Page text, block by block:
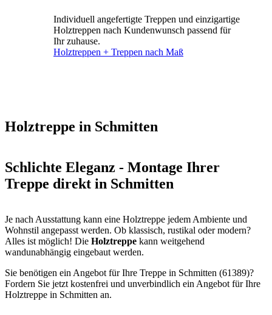
Individuell angefertigte Treppen und einzigartige
Holztreppen nach Kundenwunsch passend für
Ihr zuhause.
Holztreppen + Treppen nach Maß
Holztreppe in Schmitten
Schlichte Eleganz - Montage Ihrer
Treppe direkt in Schmitten
Je nach Ausstattung kann eine Holztreppe jedem Ambiente und
Wohnstil angepasst werden. Ob klassisch, rustikal oder modern?
Alles ist möglich! Die Holztreppe kann weitgehend
wandunabhängig eingebaut werden.
Sie benötigen ein Angebot für Ihre Treppe in Schmitten (61389)?
Fordern Sie jetzt kostenfrei und unverbindlich ein Angebot für Ihre
Holztreppe in Schmitten an.